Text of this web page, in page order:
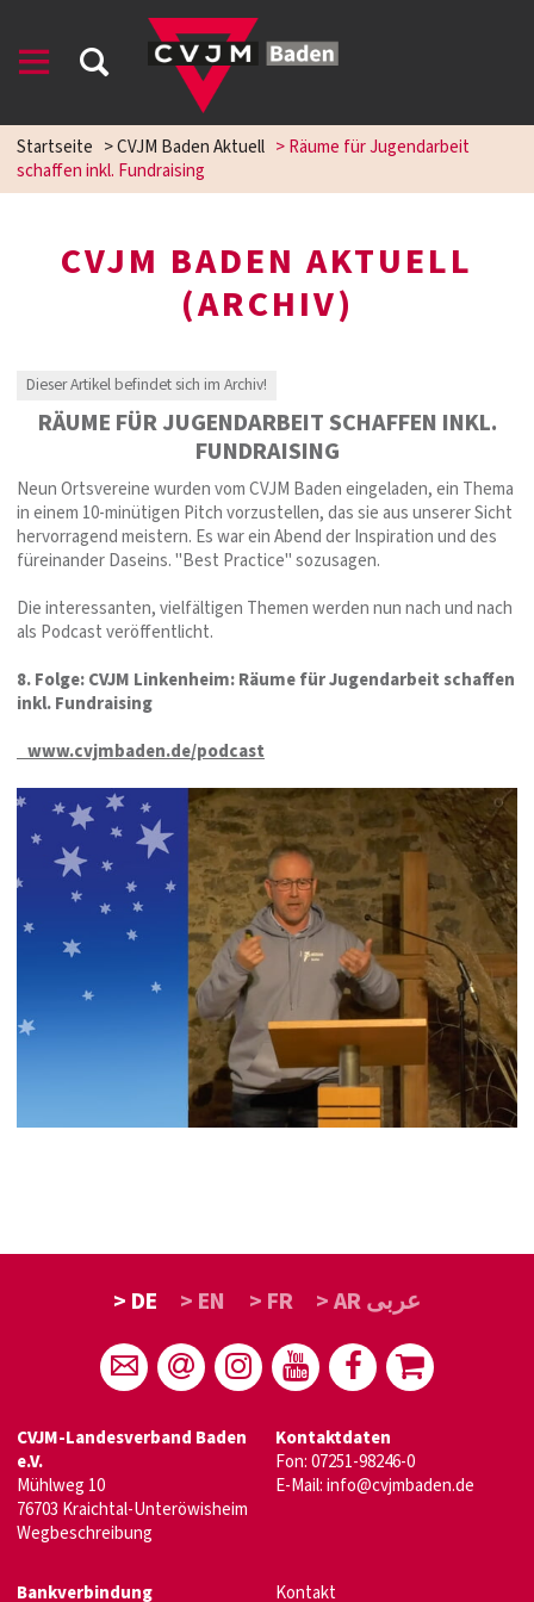
Startseite >CVJM Baden Aktuell >Räume für Jugendarbeit
schaffen inkl. Fundraising
CVJM BADEN AKTUELL
(ARCHIV)
Dieser Artikel befindet sich im Archiv!
RÄUME FÜR JUGENDARBEIT SCHAFFEN INKL.
FUNDRAISING
Neun Ortsvereine wurden vom CVJM Baden eingeladen, ein Thema
in einem 10-minütigen Pitch vorzustellen, das sie aus unserer Sicht
hervorragend meistern. Es war ein Abend der Inspiration und des
füreinander Daseins. "Best Practice" sozusagen.
Die interessanten, vielfältigen Themen werden nun nach und nach
als Podcast veröffentlicht.
8. Folge: CVJM Linkenheim: Räume für Jugendarbeit schaffen
inkl. Fundraising
www.cvjmbaden.de/podcast
> DE > EN > FR > AR عربى
CVJM-Landesverband Baden
e.V.
Mühlweg 10
76703 Kraichtal-Unteröwisheim
Wegbeschreibung
Kontaktdaten
Fon: 07251-98246-0
E-Mail:info@cvjmbaden.de
Bankverbindung Kontakt